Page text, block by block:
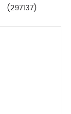
297137